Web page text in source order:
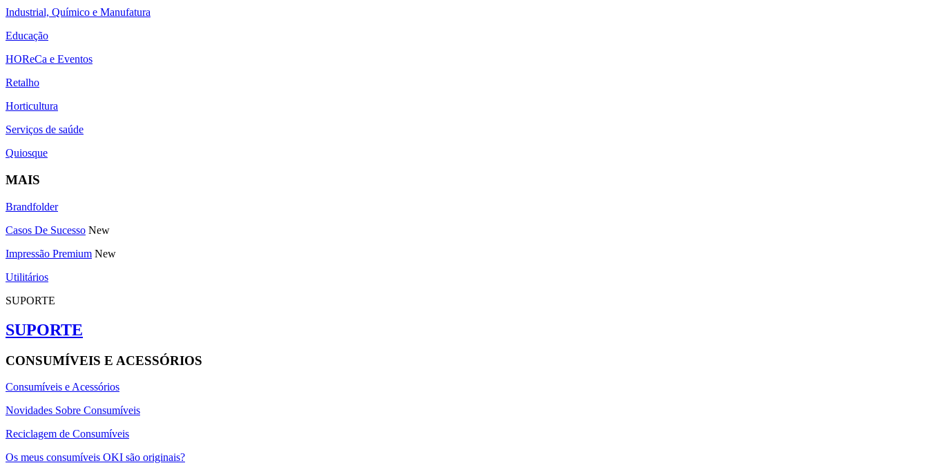
Industrial, Químico e Manufatura
Educação
HOReCa e Eventos
Retalho
Horticultura
Serviços de saúde
Quiosque
MAIS
Brandfolder
Casos De Sucesso New
Impressão Premium New
Utilitários
SUPORTE
SUPORTE
CONSUMÍVEIS E ACESSÓRIOS
Consumíveis e Acessórios
Novidades Sobre Consumíveis
Reciclagem de Consumíveis
Os meus consumíveis OKI são originais?